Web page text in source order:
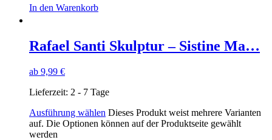
In den Warenkorb
Rafael Santi Skulptur – Sistine Ma…
ab 9,99 €
Lieferzeit: 2 - 7 Tage
Ausführung wählen Dieses Produkt weist mehrere Varianten
auf. Die Optionen können auf der Produktseite gewählt
werden